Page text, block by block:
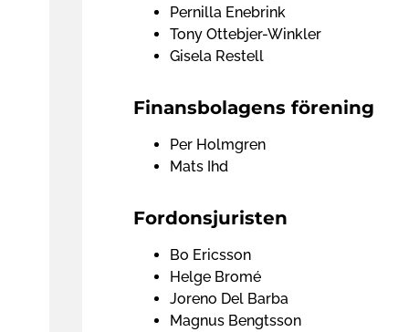
Pernilla Enebrink
Tony Ottebjer-Winkler
Gisela Restell
Finansbolagens förening
Per Holmgren
Mats Ihd
Fordonsjuristen
Bo Ericsson
Helge Bromé
Joreno Del Barba
Magnus Bengtsson